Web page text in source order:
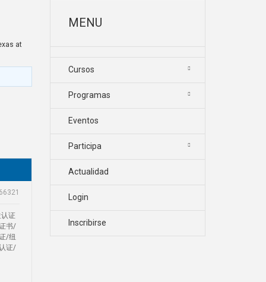
at
证
书/
/纽
证/
MENU
Cursos
Programas
Eventos
Participa
Actualidad
Login
Inscribirse